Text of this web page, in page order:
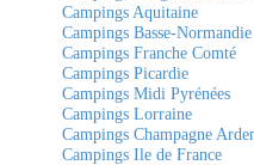
Campings Aquitaine
Campings Basse-Normandie
Campings Franche Comté
Campings Picardie
Campings Midi Pyrénées
Campings Lorraine
Campings Champagne
Campings Ile de France